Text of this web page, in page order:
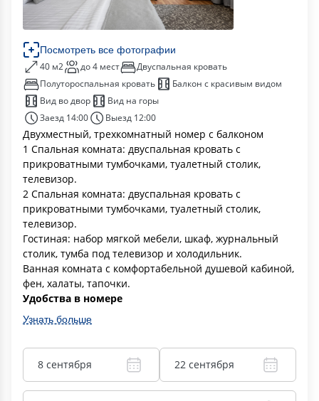
Посмотреть все фотографии
40 м2 до 4 мест
Двуспальная кровать
Полутороспальная кровать
Балкон с красивым видом
Вид во двор
Вид на горы
Заезд 14:00
Выезд 12:00
Двухместный, трехкомнатный номер с балконом
1 Спальная комната: двуспальная кровать с
прикроватными тумбочками, туалетный столик,
телевизор.
2 Спальная комната: двуспальная кровать с
прикроватными тумбочками, туалетный столик,
телевизор.
Гостиная: набор мягкой мебели, шкаф, журнальный
столик, тумба под телевизор и холодильник.
Ванная комната с комфортабельной душевой кабиной,
фен, халаты, тапочки.
Удобства в номере
Узнать больше
8 сентября 22 сентября